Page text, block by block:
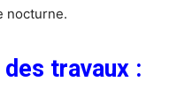
nocturne.
travaux :